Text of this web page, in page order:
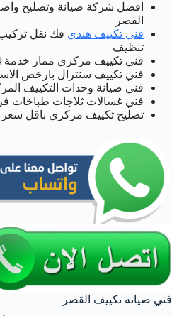
افضل شركة صيانة وتصليح
القصر
فني تكييف هندي فك نقل
تنظيف
فني تكييف مركزي مماز خدمة 24 ساعة
فني تكييف سنترال بارخص
فني صيانة وحدات التكييف
فني غسالات ثلاجات طباخات
تصليح تكييف مركزي باقل سعر كع
فني صيانة تكييف القصر